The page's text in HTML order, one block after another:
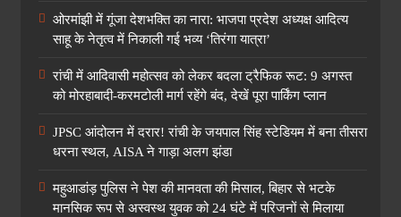
ओरमांझी में गूंजा देशभक्ति का नारा: भाजपा प्रदेश अध्यक्ष आदित्य
साहू के नेतृत्व में निकाली गई भव्य ‘तिरंगा यात्रा’
रांची में आदिवासी महोत्सव को लेकर बदला ट्रैफिक रूट: 9 अगस्त
को मोरहाबादी-करमटोली मार्ग रहेंगे बंद, देखें पूरा पार्किंग प्लान
JPSC आंदोलन में दरार! रांची के जयपाल सिंह स्टेडियम में बना तीसरा
धरना स्थल, AISA ने गाड़ा अलग झंडा
महुआडांड़ पुलिस ने पेश की मानवता की मिसाल, बिहार से भटके
मानसिक रूप से अस्वस्थ युवक को 24 घंटे में परिजनों से मिलाया